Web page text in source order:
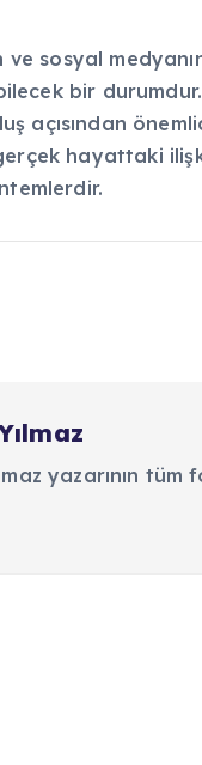
sosyal
bir
açısından
gerçek hayattaki
yazarının tüm